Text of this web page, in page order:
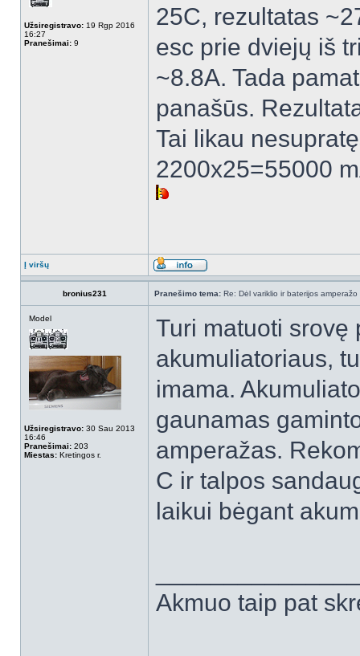
Užsiregistravo: 19 Rgp 2016
16:27
Pranešimai: 9
25C, rezultatas
esc prie dviejų iš
~8.8A. Tada
panašūs.
Tai likau
2200x25=55000
Į viršų
bronius231 Pranešimo tema: Re: Dėl variklio ir baterijos amperažo
Model
Užsiregistravo: 30 Sau 2013
16:46
Pranešimai: 203
Miestas: Kretingos r.
Turi matuoti srovę
akumuliatoriaus,
imama.
gaunamas
amperažas.
C ir talpos
laikui bėgant
Akmuo taip pat